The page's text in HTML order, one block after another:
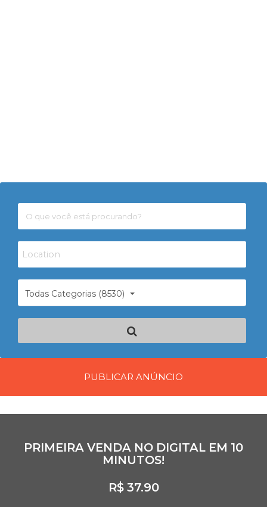
Todas Categorias (8530)
PUBLICAR ANÚNCIO
PRIMEIRA VENDA NO DIGITAL EM 10
MINUTOS!
R$ 37.90